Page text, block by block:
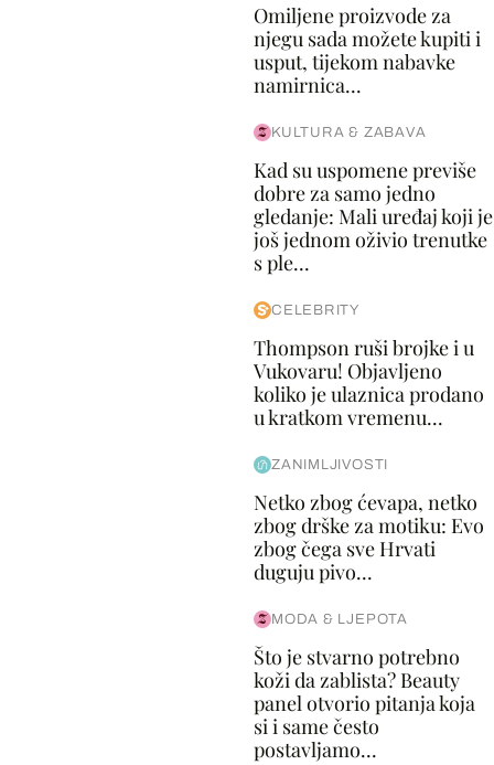
Omiljene proizvode za
njegu sada možete kupiti i
usput, tijekom nabavke
namirnica...
KULTURA & ZABAVA
Kad su uspomene previše
dobre za samo jedno
gledanje: Mali uređaj koji je
još jednom oživio trenutke
s ple...
CELEBRITY
Thompson ruši brojke i u
Vukovaru! Objavljeno
koliko je ulaznica prodano
u kratkom vremenu...
ZANIMLJIVOSTI
Netko zbog ćevapa, netko
zbog drške za motiku: Evo
zbog čega sve Hrvati
duguju pivo...
MODA & LJEPOTA
Što je stvarno potrebno
koži da zablista? Beauty
panel otvorio pitanja koja
si i same često
postavljamo...